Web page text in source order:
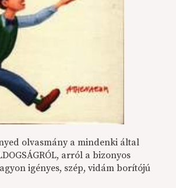
olvasmány a mindenki által
arról a bizonyos
igényes, szép, vidám borítójú